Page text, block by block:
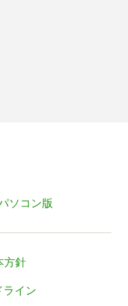
ソコン版
方針
ライン